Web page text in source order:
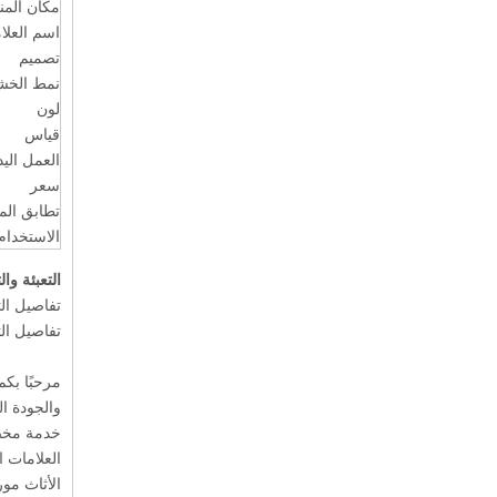
مكان
اسم
تصميم
نمط
لون
قياس
العمل
سعر
تطابق
التعبئة
تفاصيل
تفاصيل التسليم:
خدمة
العلامات
الأثاث